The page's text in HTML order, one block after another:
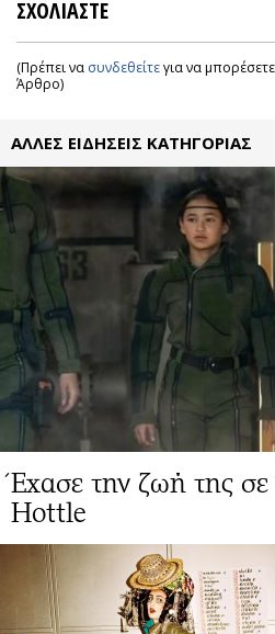
ΣΧΟΛΙΑΣΤΕ
(Πρέπει να συνδεθείτεγια να
Άρθρο)
ΑΛΛΕΣ ΕΙΔΗΣΕΙΣ ΚΑΤΗΓΟΡΙΑΣ
Έχασε την ζωή της
Hottle